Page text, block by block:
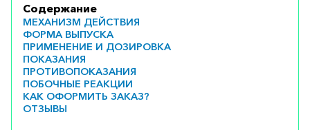
Содержание
МЕХАНИЗМ ДЕЙСТВИЯ
ФОРМА ВЫПУСКА
ПРИМЕНЕНИЕ И ДОЗИРОВКА
ПОКАЗАНИЯ
ПРОТИВОПОКАЗАНИЯ
ПОБОЧНЫЕ РЕАКЦИИ
КАК ОФОРМИТЬ ЗАКАЗ?
ОТЗЫВЫ